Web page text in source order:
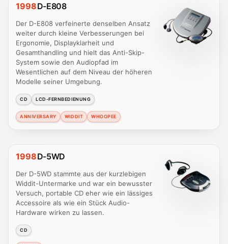
1998D-E808
Der D-E808 verfeinerte denselben Ansatz
weiter durch kleine Verbesserungen bei
Ergonomie, Displayklarheit und
Gesamthandling und hielt das Anti-Skip-
System sowie den Audiopfad im
Wesentlichen auf dem Niveau der höheren
Modelle seiner Umgebung.
CD LCD-FERNBEDIENUNG
ANNIVERSARY WIDDIT WHOOPEE
1998D-5WD
Der D-5WD stammte aus der kurzlebigen
Widdit-Untermarke und war ein bewusster
Versuch, portable CD eher wie ein lässiges
Accessoire als wie ein Stück Audio-
Hardware wirken zu lassen.
CD